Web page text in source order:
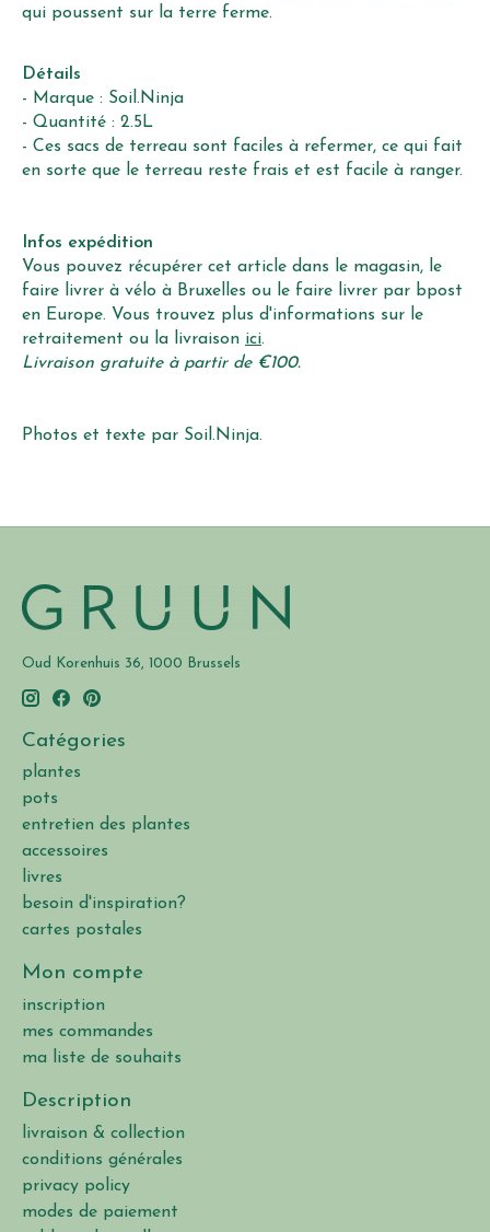
qui poussent sur la terre ferme.
Détails
- Marque : Soil.Ninja
- Quantité : 2.5L
- Ces sacs de terreau sont faciles à refermer, ce qui fait
en sorte que le terreau reste frais et est facile à ranger.
Infos expédition
Vous pouvez récupérer cet article dans le magasin, le
faire livrer à vélo à Bruxelles ou le faire livrer par bpost
en Europe. Vous trouvez plus d'informations sur le
retraitement ou la livraison ici.
Livraison gratuite à partir de €100.
Photos et texte par Soil.Ninja.
Oud Korenhuis 36, 1000 Brussels
Catégories
plantes
pots
entretien des plantes
accessoires
livres
besoin d'inspiration?
cartes postales
Mon compte
inscription
mes commandes
ma liste de souhaits
Description
livraison & collection
conditions générales
privacy policy
modes de paiement